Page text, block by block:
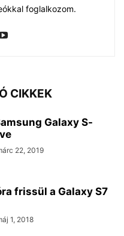
foglalkozom.
CIKKEK
Galaxy S-
22, 2019
frissül a Galaxy S7
1, 2018